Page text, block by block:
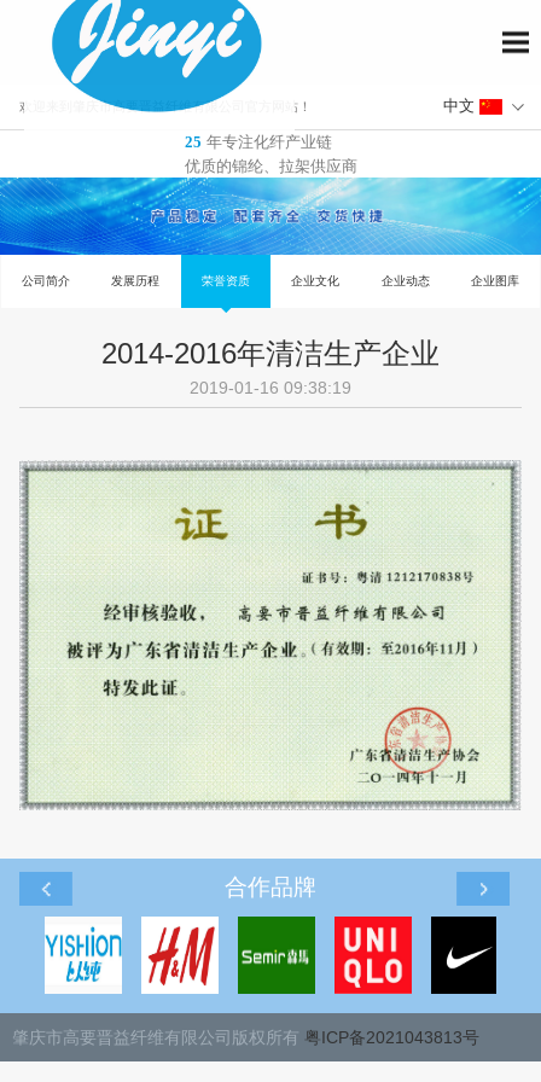
欢迎来到肇庆市高要晋益纤维有限公司官方网站！
25 年专注化纤产业链
优质的锦纶、拉架供应商
发展历程 荣誉资质 企业文化
2014-2016年清洁生产企业
2019-01-16 09:38:19
肇庆市高要晋益纤维有限公司版权所有 粤ICP备2021043813号